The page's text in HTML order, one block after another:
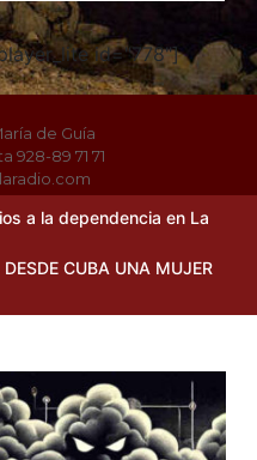
id="778"]
de Guía
928-89 71 71
a la dependencia en La
CUBA UNA MUJER